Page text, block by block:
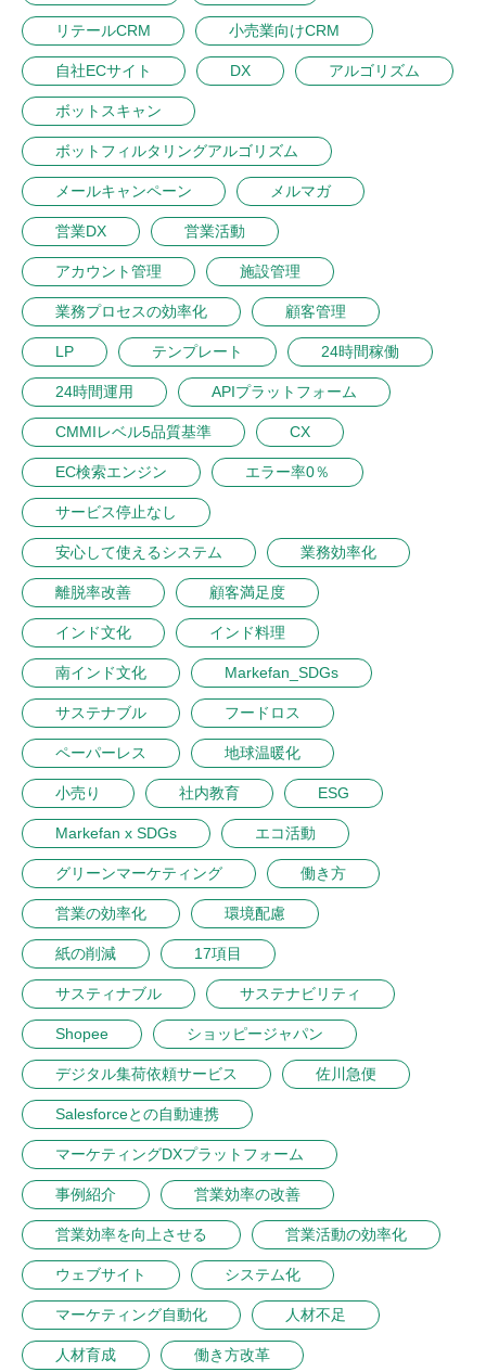
リテールCRM 小売業向けCRM
自社ECサイト DX アルゴリズム
ボットスキャン
ボットフィルタリングアルゴリズム
メールキャンペーン メルマガ
営業DX 営業活動
アカウント管理 施設管理
業務プロセスの効率化 顧客管理
LP テンプレート 24時間稼働
24時間運用 APIプラットフォーム
CMMIレベル5品質基準 CX
EC検索エンジン エラー率0％
サービス停止なし
安心して使えるシステム 業務効率化
離脱率改善 顧客満足度
インド文化 インド料理
南インド文化 Markefan_SDGs
サステナブル フードロス
ペーパーレス 地球温暖化
小売り 社内教育 ESG
Markefan x SDGs エコ活動
グリーンマーケティング 働き方
営業の効率化 環境配慮
紙の削減 17項目
サスティナブル サステナビリティ
Shopee ショッピージャパン
デジタル集荷依頼サービス 佐川急便
Salesforceとの自動連携
マーケティングDXプラットフォーム
事例紹介 営業効率の改善
営業効率を向上させる 営業活動の効率化
ウェブサイト システム化
マーケティング自動化 人材不足
人材育成 働き方改革